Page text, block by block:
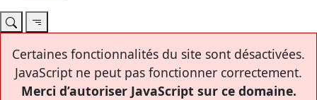
Certaines fonctionnalités du site sont désactivées.
JavaScript ne peut pas fonctionner correctement.
Merci d’autoriser JavaScript sur ce domaine.